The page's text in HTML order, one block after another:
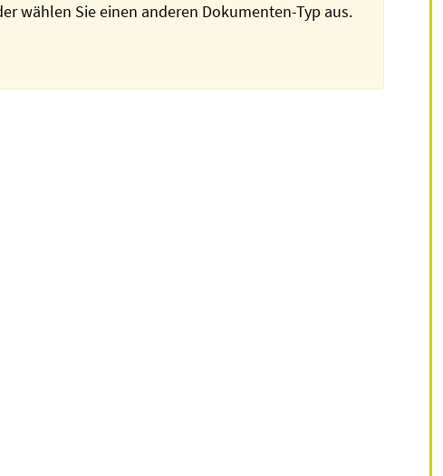
wählen Sie einen anderen Dokumenten-Typ aus.